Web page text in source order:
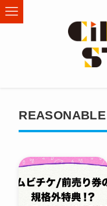
REASONABLE